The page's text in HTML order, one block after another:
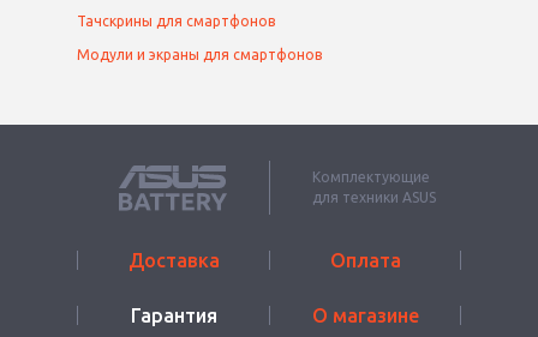
Тачскрины для смартфонов
Модули и экраны для смартфонов
Комплектующие
для техники ASUS
Доставка Оплата
Гарантия О магазине